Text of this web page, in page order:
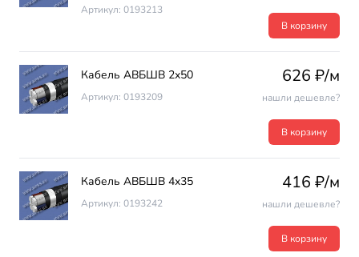
Артикул: 0193213
В корзину
Кабель АВБШВ 2х50
Артикул: 0193209
626 ₽/м
нашли дешевле?
В корзину
Кабель АВБШВ 4х35
Артикул: 0193242
416 ₽/м
нашли дешевле?
В корзину